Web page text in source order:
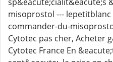
misoprostol ---
commander-du-
Cytotec pas cher, Acheter
Cytotec France En